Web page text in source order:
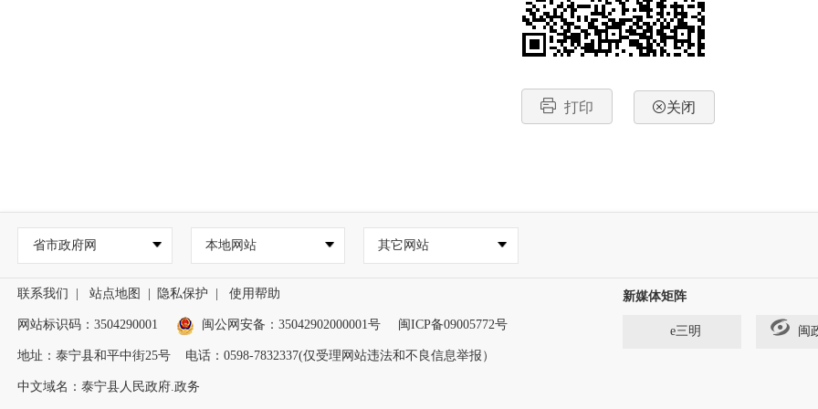
打印 关闭
省市政府网 本地网站 其它网站
联系我们 站点地图 隐私保护 使用帮助
网站标识码：3504290001 闽公网安备： 35042902000001号 闽ICP备09005772号
地址：泰宁县和平中街25号 电话：0598-7832337(仅受理网站违法和不良信息举报）
中文域名：泰宁县人民政府.政务
新媒体矩阵
e三明 闽